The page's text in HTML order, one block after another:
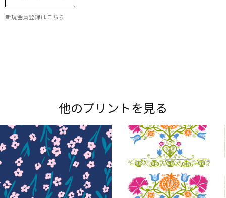
新規会員登録はこちら
つわるストーリーをお楽しみください。
Explore all prints
他のプリントを見る